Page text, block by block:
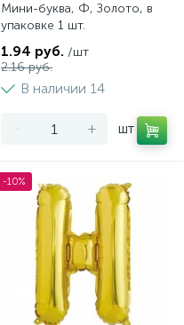
Мини-буква, Ф, Золото, в
упаковке 1 шт.
1.94 руб. /шт
2.16 руб.
В наличии 14
- + шт
-10%